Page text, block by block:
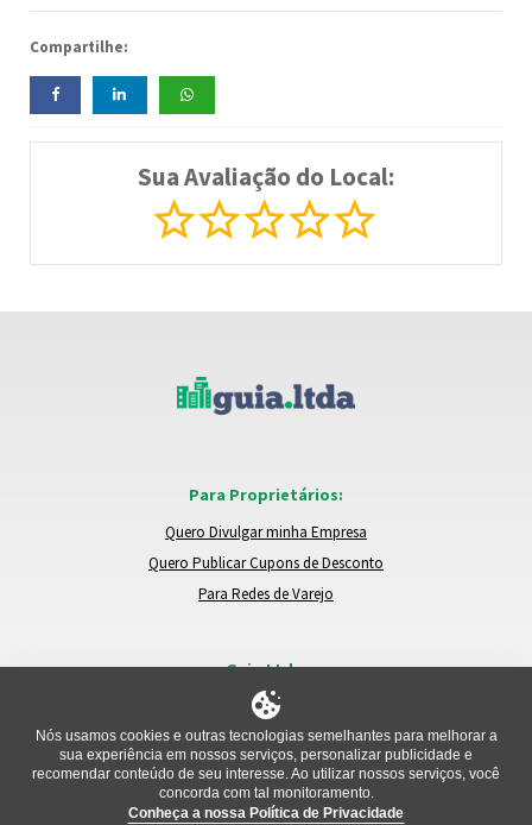
Compartilhe:
Sua Avaliação do Local:
Para Proprietários:
Quero Divulgar minha Empresa
Quero Publicar Cupons de Desconto
Para Redes de Varejo
Guia.Ltda:
Locais e Empresas
Trocar de Região
Relatar um Problema
Nós usamos cookies e outras tecnologias semelhantes para melhorar a
sua experiência em nossos serviços, personalizar publicidade e
recomendar conteúdo de seu interesse. Ao utilizar nossos serviços, você
concorda com tal monitoramento.
Conheça a nossa Política de Privacidade